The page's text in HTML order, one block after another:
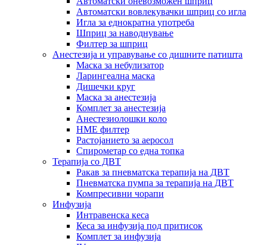
Автоматски вовлекувачки шприц со игла
Игла за еднократна употреба
Шприц за наводнување
Филтер за шприц
Анестезија и управување со дишните патишта
Маска за небулизатор
Ларингеална маска
Дишечки круг
Маска за анестезија
Комплет за анестезија
Анестезиолошки коло
HME филтер
Растојанието за аеросол
Спирометар со една топка
Терапија со ДВТ
Ракав за пневматска терапија на ДВТ
Пневматска пумпа за терапија на ДВТ
Компресивни чорапи
Инфузија
Интравенска кеса
Кеса за инфузија под притисок
Комплет за инфузија